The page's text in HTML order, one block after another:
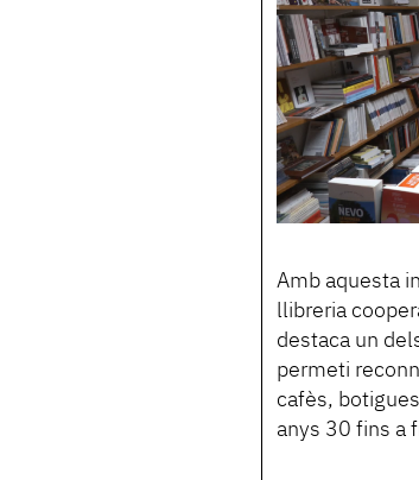
Amb aquesta
llibreria
destaca un
permeti
cafès,
anys 30 fins a